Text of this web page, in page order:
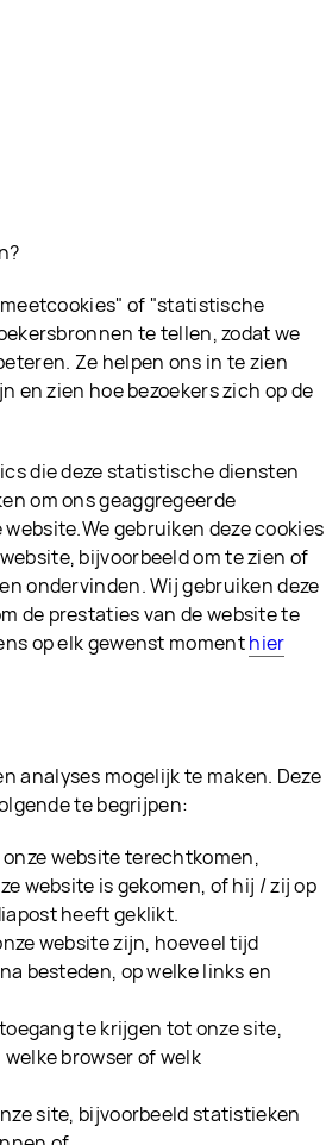
of "statistische
te tellen, zodat we
Ze helpen ons in te zien
en zien hoe bezoekers zich op de
die deze statistische diensten
om ons geaggregeerde
gebruiken deze cookies
bijvoorbeeld om te zien of
ondervinden. Wij gebruiken deze
de prestaties van de website te
op elk gewenst momenthier
analyses mogelijk te maken. Deze
te begrijpen:
onze website terechtkomen,
website is gekomen, of hij / zij op
heeft geklikt.
website zijn, hoeveel tijd
besteden, op welke links en
te krijgen tot onze site,
browser of welk
site, bijvoorbeeld statistieken